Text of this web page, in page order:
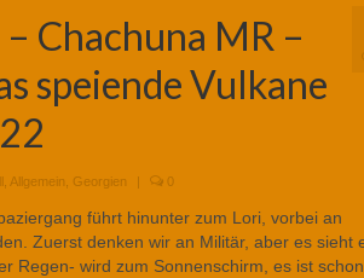
Chachuna MR –
speiende Vulkane
, Allgemein Georgien | 0
führt hinunter zum Lori, vorbei an
Zuerst denken wir an Militär, aber es sieht
Regen- wird zum Sonnenschirm, es ist schon